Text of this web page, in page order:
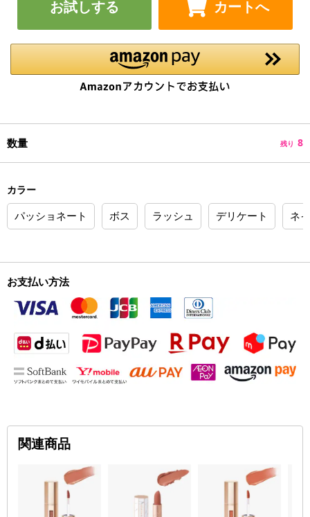
お試しする カートへ
数量 残り 8
カラー
パッショネート ボス ラッシュ デリケート ネ
お支払い方法
関連商品